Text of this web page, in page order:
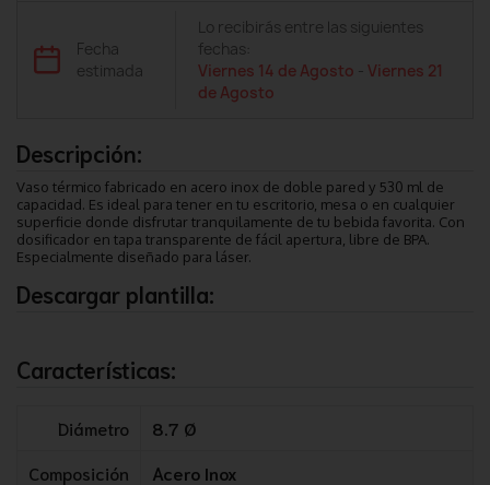
Fecha
estimada
Lo recibirás entre las siguientes
fechas:
Viernes 14 de Agosto -Viernes 21
de Agosto
Descripción:
Vaso térmico fabricado en acero inox de doble pared y 530 ml de
capacidad. Es ideal para tener en tu escritorio, mesa o en cualquier
superficie donde disfrutar tranquilamente de tu bebida favorita. Con
dosificador en tapa transparente de fácil apertura, libre de BPA.
Especialmente diseñado para láser.
Descargar plantilla:
Características:
Diámetro
8.7 Ø
Composición
Acero Inox